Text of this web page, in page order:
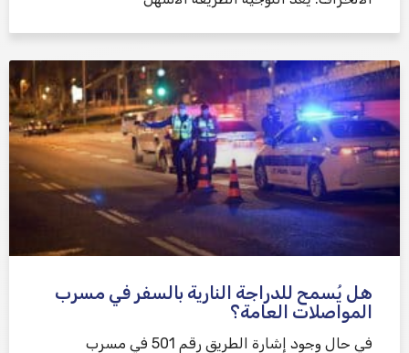
هل يُسمح للدراجة النارية بالسفر في مسرب
المواصلات العامة؟
في حال وجود إشارة الطريق رقم 501 في مسرب